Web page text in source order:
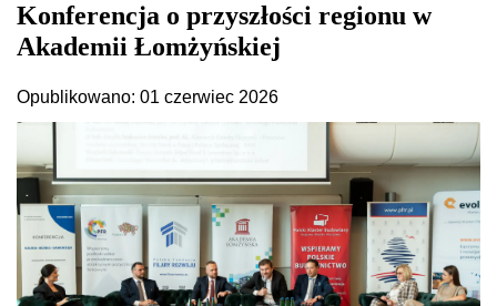
Konferencja o przyszłości regionu w
Akademii Łomżyńskiej
Opublikowano: 01 czerwiec 2026